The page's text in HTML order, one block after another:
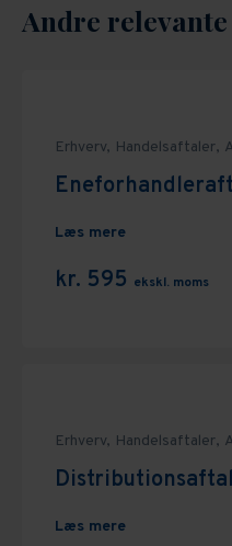
Andre
Erhverv, Handelsaftaler,
Læs mere
kr. 595 ekskl. moms
Erhverv, Handelsaftaler,
Læs mere